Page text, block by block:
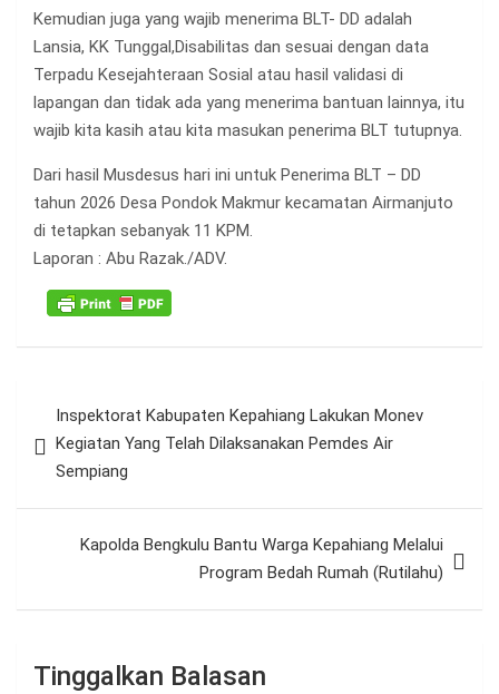
Kemudian juga yang wajib menerima BLT- DD adalah
Lansia, KK Tunggal,Disabilitas dan sesuai dengan data
Terpadu Kesejahteraan Sosial atau hasil validasi di
lapangan dan tidak ada yang menerima bantuan lainnya, itu
wajib kita kasih atau kita masukan penerima BLT tutupnya.
Dari hasil Musdesus hari ini untuk Penerima BLT – DD
tahun 2026 Desa Pondok Makmur kecamatan Airmanjuto
di tetapkan sebanyak 11 KPM.
Laporan : Abu Razak./ADV.
posInspektorat Kabupaten Kepahiang Lakukan Monev
Kegiatan Yang Telah Dilaksanakan Pemdes Air
Sempiang
Kapolda Bengkulu Bantu Warga Kepahiang Melalui
Program Bedah Rumah (Rutilahu)
Tinggalkan Balasan